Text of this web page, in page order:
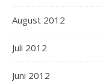
August 2012
Juli 2012
Juni 2012